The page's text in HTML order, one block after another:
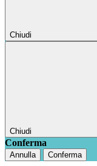
Chiudi
Chiudi
Conferma
Annulla Conferma